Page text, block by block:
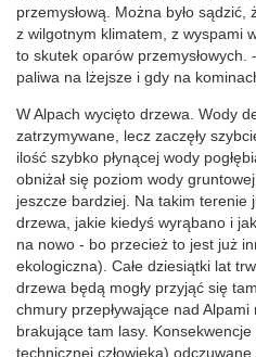
przemysłową. Można było sądzić,
z wilgotnym klimatem, z wyspami
to skutek oparów przemysłowych.
paliwa na lżejsze i gdy na
W Alpach wycięto drzewa. Wody
zatrzymywane, lecz zaczęły
ilość szybko płynącej wody
obniżał się poziom wody
jeszcze bardziej. Na takim terenie
drzewa, jakie kiedyś wyrąbano i
na nowo - bo przecież to jest już
ekologiczna). Całe dziesiątki lat
drzewa będą mogły przyjąć się
chmury przepływające nad
brakujące tam lasy.
technicznej człowieka)